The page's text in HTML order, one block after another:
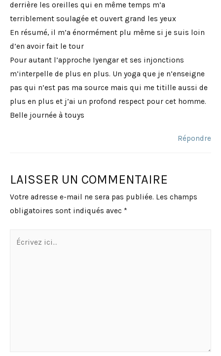
derrière les oreilles qui en même temps m’a
terriblement soulagée et ouvert grand les yeux
En résumé, il m’a énormément plu même si je suis loin
d’en avoir fait le tour
Pour autant l’approche Iyengar et ses injonctions
m’interpelle de plus en plus. Un yoga que je n’enseigne
pas qui n’est pas ma source mais qui me titille aussi de
plus en plus et j’ai un profond respect pour cet homme.
Belle journée à touys
Répondre
LAISSER UN COMMENTAIRE
Votre adresse e-mail ne sera pas publiée. Les champs
obligatoires sont indiqués avec *
Écrivez